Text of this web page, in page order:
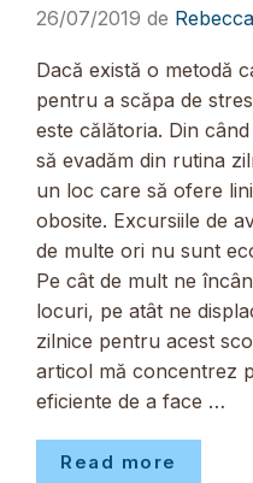
26/07/2019 de
Dacă există o metodă
pentru a scăpa de
este călătoria. Din
să evadăm din rutina
un loc care să ofere
obosite. Excursiile de
de multe ori nu sunt
Pe cât de mult ne
locuri, pe atât ne
zilnice pentru acest
articol mă concentrez
eficiente de a face …
Read more